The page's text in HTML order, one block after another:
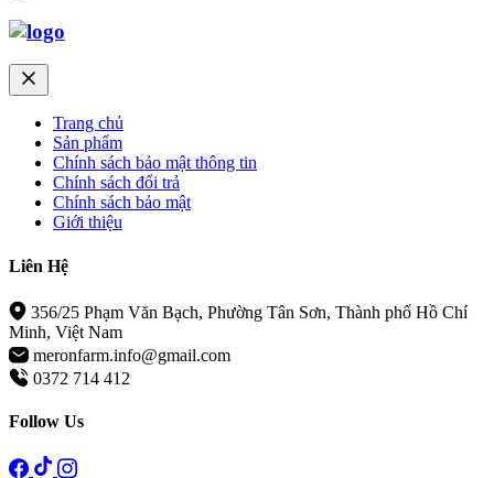
Trang chủ
Sản phẩm
Chính sách bảo mật thông tin
Chính sách đổi trả
Chính sách bảo mật
Giới thiệu
Liên Hệ
356/25 Phạm Văn Bạch, Phường Tân Sơn, Thành phố Hồ Chí
Minh, Việt Nam
meronfarm.info@gmail.com
0372 714 412
Follow Us